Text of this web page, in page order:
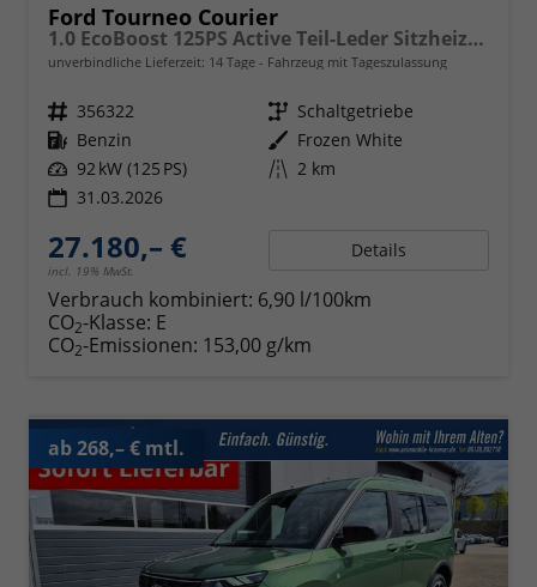
Ford Tourneo Courier
1.0 EcoBoost 125PS Active Teil-Leder Sitzheizung Lenkradheizung Klimaautomatik PDC v+h Rückf.-Kamera ACC TWA Frontscheibe beheizb. Ford-Navi SYNC4 Apple CarPlay + Android Auto
unverbindliche Lieferzeit: 14 Tage Fahrzeug mit Tageszulassung
Fahrzeugnr. 356322 Getriebe Schaltgetriebe
Kraftstoff Benzin Außenfarbe Frozen White
Leistung 92 kW (125 PS) Kilometerstand 2 km
31.03.2026
27.180,– €
incl. 19% MwSt.
Details
Verbrauch kombiniert: 6,90 l/100km
CO2-Klasse: E
CO2-Emissionen: 153,00 g/km
ab 268,– € mtl.